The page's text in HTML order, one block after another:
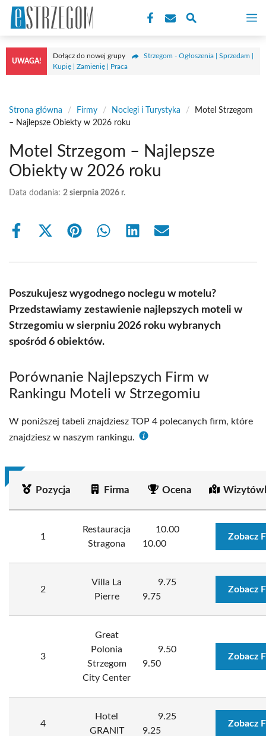
Przejdź
treści
UWAGA!
Dołącz do nowej grupy
Strzegom - Ogłoszenia | Sprzedam |
Kupię | Zamienię | Praca
Strona główna / Firmy / Noclegi i Turystyka /
Motel Strzegom
– Najlepsze Obiekty w 2026 roku
Motel Strzegom – Najlepsze
Obiekty w 2026 roku
Data dodania: 2 sierpnia 2026 r.
Share
Share
(Twitter)
Share Share Share Share
Poszukujesz wygodnego noclegu w motelu?
Przedstawiamy zestawienie najlepszych moteli w
Strzegomiu w sierpniu 2026 roku wybranych
spośród 6 obiektów.
Porównanie Najlepszych Firm w
Rankingu Moteli w Strzegomiu
W poniższej tabeli znajdziesz TOP 4 polecanych firm, które
znajdziesz w naszym rankingu.
Pozycja Firma Ocena
1
Restauracja
Stragona
10.00
10.00
Zobacz
2
Villa La
Pierre
9.75
9.75
Zobacz
3
Great
Polonia
Strzegom
City Center
9.50
9.50
Zobacz
4
Hotel
GRANIT
9.25
9.25
Zobacz